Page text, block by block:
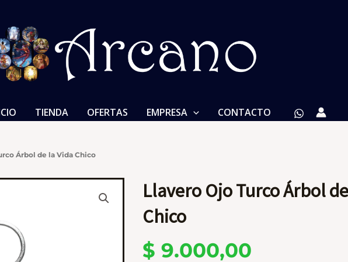
TIENDA OFERTAS EMPRESA CONTACTO
Árbol de la Vida Chico
Llavero Ojo Turco Árbol
Chico
$ 9.000,00